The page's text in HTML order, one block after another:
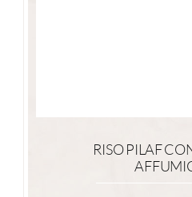
RISO PILAF